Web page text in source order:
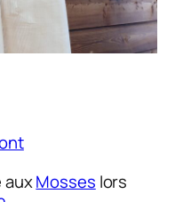
auxMosses lors